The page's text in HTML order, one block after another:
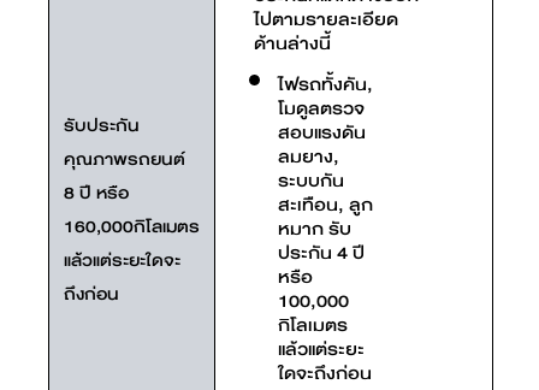
รับประกัน
คุณภาพรถยนต์
8 ปี หรือ
160,000กิโลเมตร
แล้วแต่ระยะใดจะ
ถึงก่อน
ไปตามรายละเอียด
ด้านล่างนี้
ไฟรถทั้งคัน,
โมดูลตรวจ
สอบแรงดัน
ลมยาง,
ระบบกัน
สะเทือน, ลูก
หมาก รับ
ประกัน 4 ปี
หรือ
100,000
กิโลเมตร
แล้วแต่ระยะ
ใดจะถึงก่อน